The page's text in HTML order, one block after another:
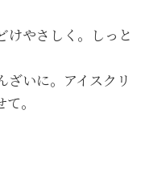
けやさしく。しっと
ざいに。アイスクリ
。